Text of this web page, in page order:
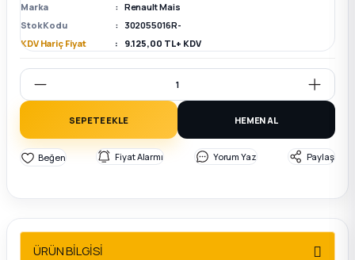
Parça
Parça
Parça
Sedan
Marka
Renault Mais
Stok Kodu
302055016R-
KDV Hariç Fiyat
9.125,00 TL + KDV
SEPETE EKLE HEMEN AL
Fiyat Alarmı Yorum Yaz Paylaş
ÜRÜN BİLGİSİ